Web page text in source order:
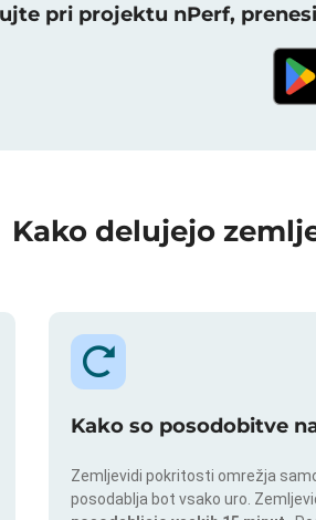
pri projektu nPerf,
Kako delujejo
Kako so posodobitve
Zemljevidi pokritosti omrežja
posodablja bot vsako uro.